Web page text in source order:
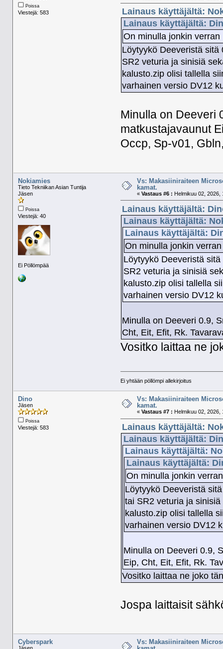
Poissa
Viestejä: 583
Lainaus käyttäjältä:
Lainaus käyttäjältä:
On minulla jonkin
Löytyykö Deeveristä
SR2 veturia ja sinisiä
kalusto.zip olisi tallella
varhainen versio DV12
Minulla on Deeveri
matkustajavaunut
Occp, Sp-v01,
Nokiamies
Tieto Tekniikan Asian Tuntija
Jäsen
Poissa
Viestejä: 40
Ei Pöllömpää
Vs: Makasiiniraiteen
kamat.
« Vastaus #6 : Helmikuu 02, 2026,
Lainaus käyttäjältä:
Lainaus käyttäjältä:
Lainaus käyttäjältä:
On minulla jonkin
Löytyykö Deeveristä
SR2 veturia ja sinisiä
kalusto.zip olisi tallella
varhainen versio DV12
Minulla on Deeveri 0.9,
Cht, Eit, Efit, Rk.
Vositko laittaa ne
Ei yhtään pöllömpi allekirjoitus
Dino
Jäsen
Poissa
Viestejä: 583
Vs: Makasiiniraiteen
kamat.
« Vastaus #7 : Helmikuu 02, 2026,
Lainaus käyttäjältä:
Lainaus käyttäjältä:
Lainaus käyttäjältä:
Lainaus käyttäjältä:
On minulla jonkin
Löytyykö Deeveristä
tai SR2 veturia ja
kalusto.zip olisi tallella
varhainen versio DV12
Minulla on Deeveri 0.9,
Eip, Cht, Eit, Efit, Rk.
Vositko laittaa ne joko
Jospa laittaisit
Cyberspark
Vs: Makasiiniraiteen